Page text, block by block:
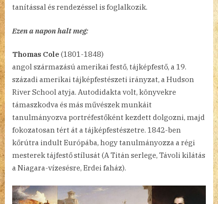
tanítással és rendezéssel is foglalkozik.
Ezen a napon halt meg:
Thomas Cole (1801-1848)
angol származású amerikai festő, tájképfestő, a 19.
századi amerikai tájképfestészeti irányzat, a Hudson
River School atyja. Autodidakta volt, könyvekre
támaszkodva és más művészek munkáit
tanulmányozva portréfestőként kezdett dolgozni, majd
fokozatosan tért át a tájképfestészetre. 1842-ben
kőrútra indult Európába, hogy tanulmányozza a régi
mesterek tájfestő stílusát (A Titán serlege, Távoli kilátás
a Niagara-vízesésre, Erdei faház).